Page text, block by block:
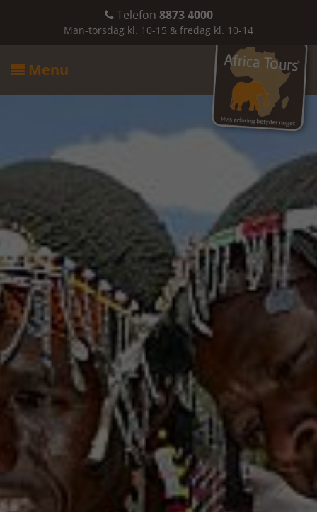
Telefon 8873 4000
Man-torsdag kl. 10-15 & fredag kl. 10-14
 Menu